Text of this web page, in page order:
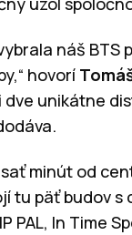
náš
hovorí
unikátne
minút od
päť budov s
PAL, In Time